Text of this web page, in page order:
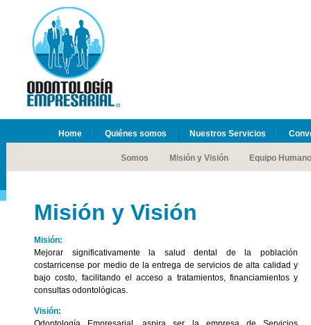
Home Quiénes somos Nuestros Servicios
Somos Misión y Visión Equipo Humano
Misión y Visión
Misión:
Mejorar significativamente la salud dental de la población
costarricense por medio de la entrega de servicios de alta calidad y
bajo costo, facilitando el acceso a tratamientos, financiamientos y
consultas odontológicas.
Visión: